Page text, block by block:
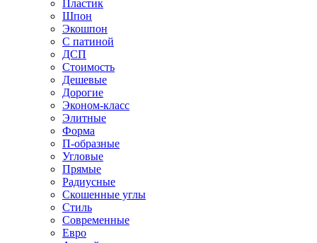
Пластик
Шпон
Экошпон
С патиной
ДСП
Стоимость
Дешевые
Дорогие
Эконом-класс
Элитные
Форма
П-образные
Угловые
Прямые
Радиусные
Скошенные углы
Стиль
Современные
Евро